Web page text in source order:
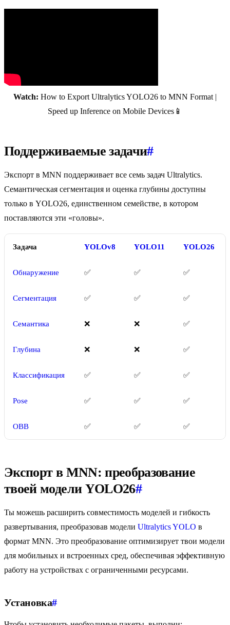
Watch: How to Export Ultralytics YOLO26 to MNN Format |
Speed up Inference on Mobile Devices📱
Поддерживаемые задачи#
Экспорт в MNN поддерживает все семь задач Ultralytics.
Семантическая сегментация и оценка глубины доступны
только в YOLO26, единственном семействе, в котором
поставляются эти «головы».
Задача YOLOv8 YOLO11 YOLO26
Обнаружение ✅ ✅ ✅
Сегментация ✅ ✅ ✅
Семантика ❌ ❌ ✅
Глубина ❌ ❌ ✅
Классификация ✅ ✅ ✅
Pose ✅ ✅ ✅
OBB ✅ ✅ ✅
Экспорт в MNN: преобразование
твоей модели YOLO26#
Ты можешь расширить совместимость моделей и гибкость
развертывания, преобразовав модели Ultralytics YOLO в
формат MNN. Это преобразование оптимизирует твои модели
для мобильных и встроенных сред, обеспечивая эффективную
работу на устройствах с ограниченными ресурсами.
Установка#